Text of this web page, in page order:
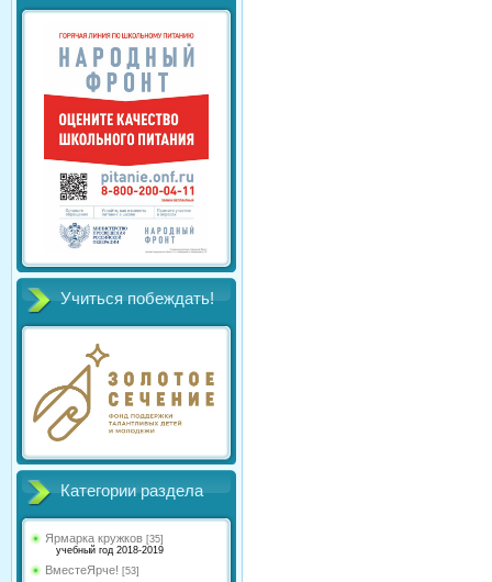
Учиться побеждать!
Категории раздела
Ярмарка кружков [35]
учебный год 2018-2019
ВместеЯрче! [53]